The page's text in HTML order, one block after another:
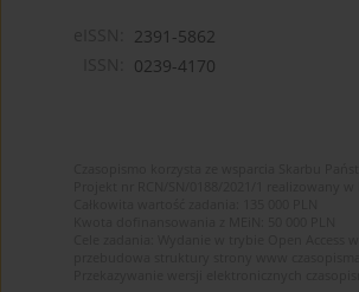
2391-5862
0239-4170